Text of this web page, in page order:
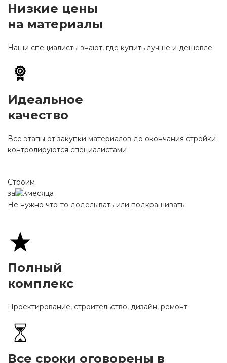
Низкие цены
на материалы
Наши специалисты знают, где купить лучше и дешевле
Идеальное
качество
Все этапы от закупки материалов до окончания стройки
контролируются специалистами
Строим
за
месяца
Не нужно что-то доделывать или подкрашивать
Полный
комплекс
Проектирование, строительство, дизайн, ремонт
Все сроки оговорены в